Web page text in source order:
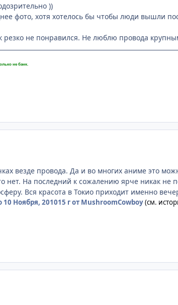
))
фото, хотя хотелось бы чтобы люди вышли
резко не понравился. Не люблю провода
не банк.
везде провода. Да и во многих аниме это
нет. На последний к сожалению ярче никак не
Вся красота в Токио приходит именно
10 Ноября, 201015 гот MushroomCowboy(см.